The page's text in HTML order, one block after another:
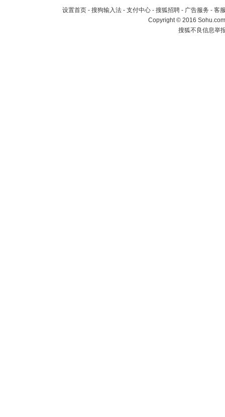
设置首页 - 搜狗输入法 - 支付中心 - 搜狐招聘 - 广告服务 - 客
Copyright©2016
搜狐不良信息举